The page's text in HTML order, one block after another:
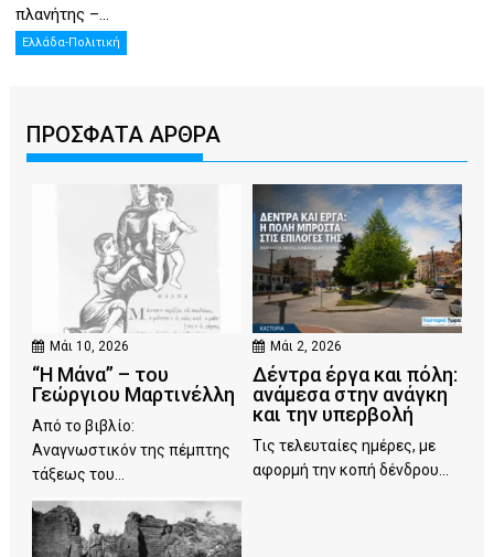
πλανήτης –...
Ελλάδα-Πολιτική
ΠΡΟΣΦΑΤΑ ΑΡΘΡΑ
Μάι 10, 2026
“Η Μάνα” – του
Γεώργιου Μαρτινέλλη
Από το βιβλίο:
Αναγνωστικόν της πέμπτης
τάξεως του...
Μάι 2, 2026
Δέντρα έργα και πόλη:
ανάμεσα στην ανάγκη
και την υπερβολή
Τις τελευταίες ημέρες, με
αφορμή την κοπή δένδρου...